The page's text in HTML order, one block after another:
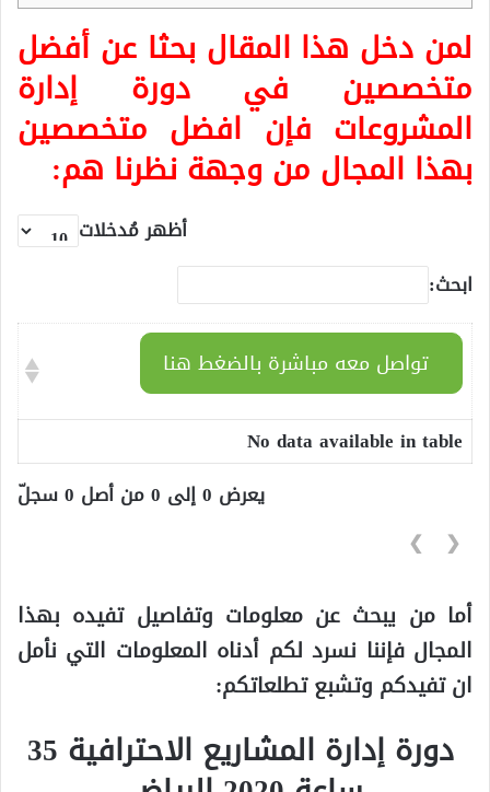
لمن دخل هذا المقال بحثا عن أفضل
متخصصين في دورة إدارة
المشروعات فإن افضل متخصصين
بهذا المجال من وجهة نظرنا هم:
أظهر مُدخلات
ابحث:
تواصل معه مباشرة بالضغط هنا
No data available in table
يعرض 0 إلى 0 من أصل 0 سجلّ
❮
❯
أما من يبحث عن معلومات وتفاصيل تفيده بهذا
المجال فإننا نسرد لكم أدناه المعلومات التي نأمل
ان تفيدكم وتشبع تطلعاتكم:
دورة إدارة المشاريع الاحترافية 35